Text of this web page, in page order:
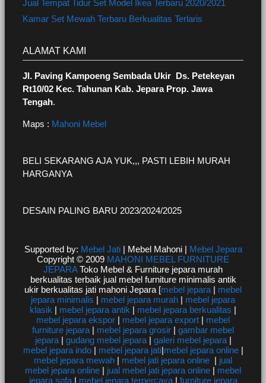
Jual Tempat Tidur Set Model Ikea Terbaru 2020/2021
Kamar Set Mewah Terbaru Berkualitas Terlaris
ALAMAT KAMI
Jl. Paving Kampoeng Sembada Ukir Ds. Petekeyan
Rt10/02 Kec. Tahunan Kab. Jepara Prop. Jawa
Tengah.
Maps : Mahoni Mebel
BELI SEKARANG AJA YUK,,, PASTI LEBIH MURAH
HARGANYA
DESAIN PALING BARU 2023/2024/2025
Supported by: Mebel Jati| Mebel Mahoni | Mebel Jepara
Copyright © 2009 MAHONI MEBEL FURNITURE
JEPARAToko Mebel & Furniture jepara murah
berkualitas terbaik jual mebel furniture minimalis antik
ukir berkualitas jati mahoni Jepara [mebel jepara | mebel
jepara minimalis | mebel jepara murah | mebel jepara
klasik | mebel jepara antik | mebel jepara berkualitas |
mebel jepara ekspor | mebel jepara export | mebel
furniture jepara | mebel jepara grosir | gambar mebel
jepara| gudang mebel jepara| galeri mebel jepara|
mebel jepara indo| mebel jepara jati|mebel jepara online|
mebel jepara mewah | mebel jati jepara online | jual
mebel jepara online | jual mebel jati jepara online | mebel
jepara sofa| mebel jepara terpercaya| furniture jepara